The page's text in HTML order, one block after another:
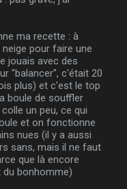
ma recette : à
pour faire une
jouais avec des
"balancer", c'était 20
plus) et c'est le top
boule de souffler
un peu, ce qui
et on fonctionne
nues (il y a aussi
sans, mais il ne faut
que là encore
du bonhomme)